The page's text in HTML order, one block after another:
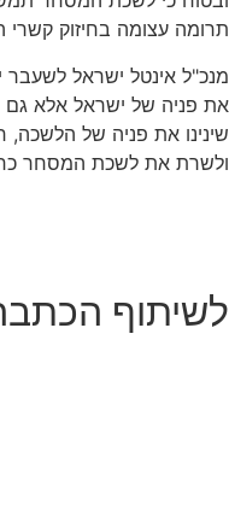
תרומה עצומה בחיזוק קשרי
מנכ"ל אינטל ישראל לשעבר
שינינו את פניה של
ולשרת את לשכת המסחר
לשיתוף